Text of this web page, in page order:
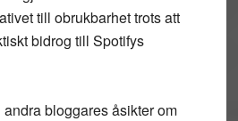
till obrukbarhet trots att
bidrog till Spotifys
andra bloggares åsikter om